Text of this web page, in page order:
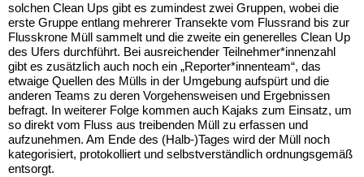
solchen Clean Ups gibt es zumindest zwei Gruppen, wobei die
erste Gruppe entlang mehrerer Transekte vom Flussrand bis zur
Flusskrone Müll sammelt und die zweite ein generelles Clean Up
des Ufers durchführt. Bei ausreichender Teilnehmer*innenzahl
gibt es zusätzlich auch noch ein „Reporter*innenteam“, das
etwaige Quellen des Mülls in der Umgebung aufspürt und die
anderen Teams zu deren Vorgehensweisen und Ergebnissen
befragt. In weiterer Folge kommen auch Kajaks zum Einsatz, um
so direkt vom Fluss aus treibenden Müll zu erfassen und
aufzunehmen. Am Ende des (Halb-)Tages wird der Müll noch
kategorisiert, protokolliert und selbstverständlich ordnungsgemäß
entsorgt.